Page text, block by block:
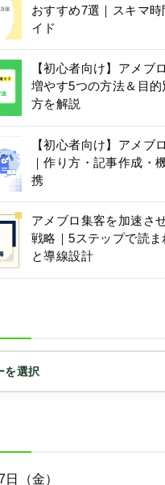
おすすめ7選｜スキマ
イド
【初心者向け】アメブ
増やす5つの方法＆目
方を解説
【初心者向け】アメブ
｜作り方・記事作成・
携
アメブロ集客を加速さ
戦略｜5ステップで読
と導線設計
（金）